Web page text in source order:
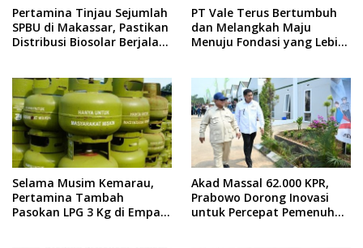
Pertamina Tinjau Sejumlah
SPBU di Makassar, Pastikan
Distribusi Biosolar Berjalan
PT Vale Terus Bertumbuh
dan Melangkah Maju
Menuju Fondasi yang Lebih
Selama Musim Kemarau,
Pertamina Tambah
Pasokan LPG 3 Kg di Empat
Akad Massal 62.000 KPR,
Prabowo Dorong Inovasi
untuk Percepat Pemenuhan